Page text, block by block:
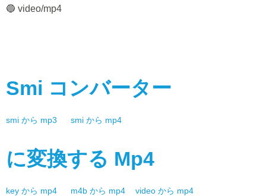
🔵 video/mp4
Smi コンバーター
smi から mp3 smi から mp4
に変換する Mp4
key から mp4 m4b から mp4 video から mp4